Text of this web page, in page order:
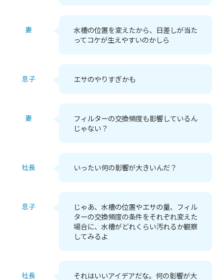
妻
水槽の位置を変えたから、日差しが当た
ってコケが生えやすいのかしら
息子 エサのやりすぎかも
妻
フィルターの交換頻度も影響しているん
じゃない？
社長 いったい何の影響が大きいんだ？
息子
じゃあ、水槽の位置やエサの量、フィル
ターの交換頻度の条件をそれぞれ変えた
場合に、水槽がどれくらい汚れるか観察
してみるよ
社長
それはいいアイデアだな。何の影響が大